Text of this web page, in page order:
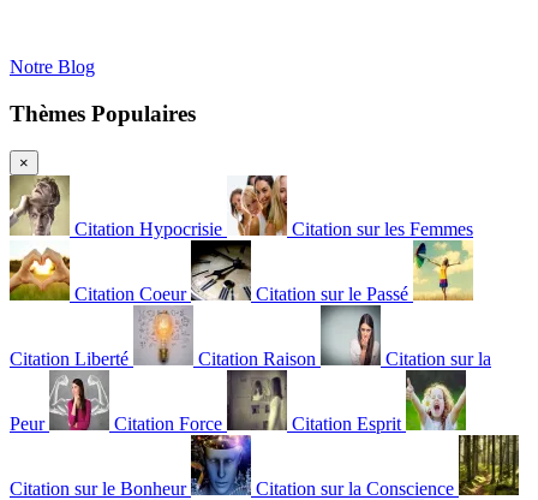
Notre Blog
Thèmes Populaires
×
Citation Hypocrisie Citation sur les Femmes
Citation Coeur Citation sur le Passé
Citation Liberté Citation Raison Citation sur la
Peur Citation Force Citation Esprit
Citation sur le Bonheur Citation sur la Conscience